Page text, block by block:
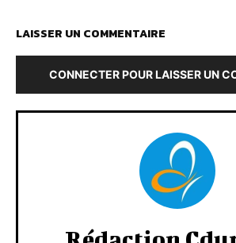
LAISSER UN COMMENTAIRE
CONNECTER POUR LAISSER UN